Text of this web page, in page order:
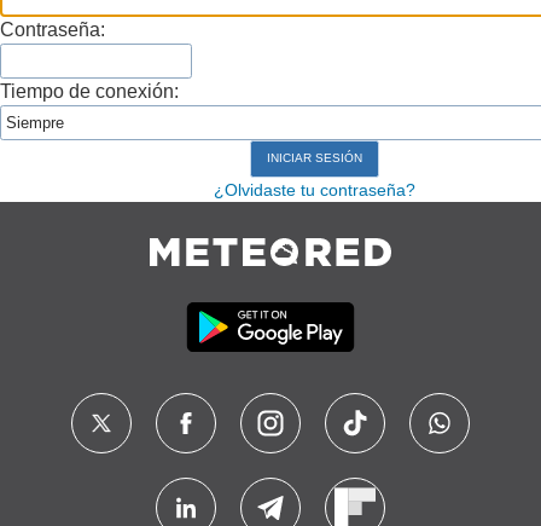
Contraseña:
Tiempo de conexión:
¿Olvidaste tu contraseña?